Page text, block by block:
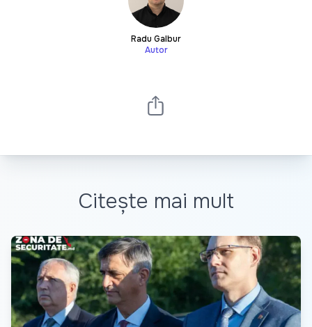
Radu Galbur
Autor
Citește mai mult